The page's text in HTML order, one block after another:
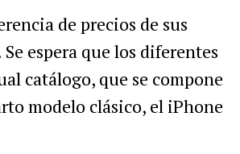
de precios de sus
espera que los diferentes
catálogo, que se compone
modelo clásico, el iPhone